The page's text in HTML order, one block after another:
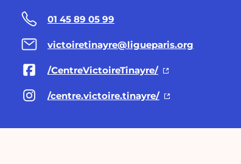
01 45 89 05 99
victoiretinayre@ligueparis.org
/CentreVictoireTinayre/
/centre.victoire.tinayre/